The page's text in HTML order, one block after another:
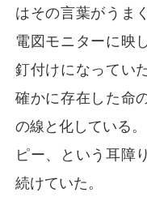
た書類を使って、た
燃え盛る火葬炉の炎
て彼を呪った。
私の5年間の我慢と犠
きたのに、なぜ私の
ればならなかったのか
はその言葉がうま
電図モニターに映
釘付けになってい
確かに存在した命
の線と化している。
ピー、という耳障
続けていた。